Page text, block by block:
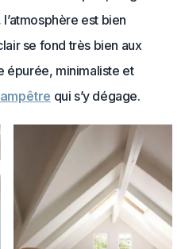
est bien
se fond très bien aux
épurée, minimaliste et
qui s’y dégage.